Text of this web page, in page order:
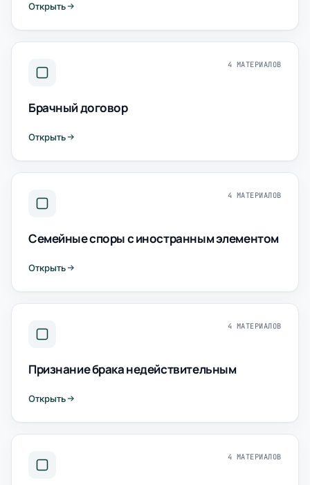
Открыть
4 МАТЕРИАЛОВ
Брачный договор
Открыть
4 МАТЕРИАЛОВ
Семейные споры с иностранным элементом
Открыть
4 МАТЕРИАЛОВ
Признание брака недействительным
Открыть
4 МАТЕРИАЛОВ